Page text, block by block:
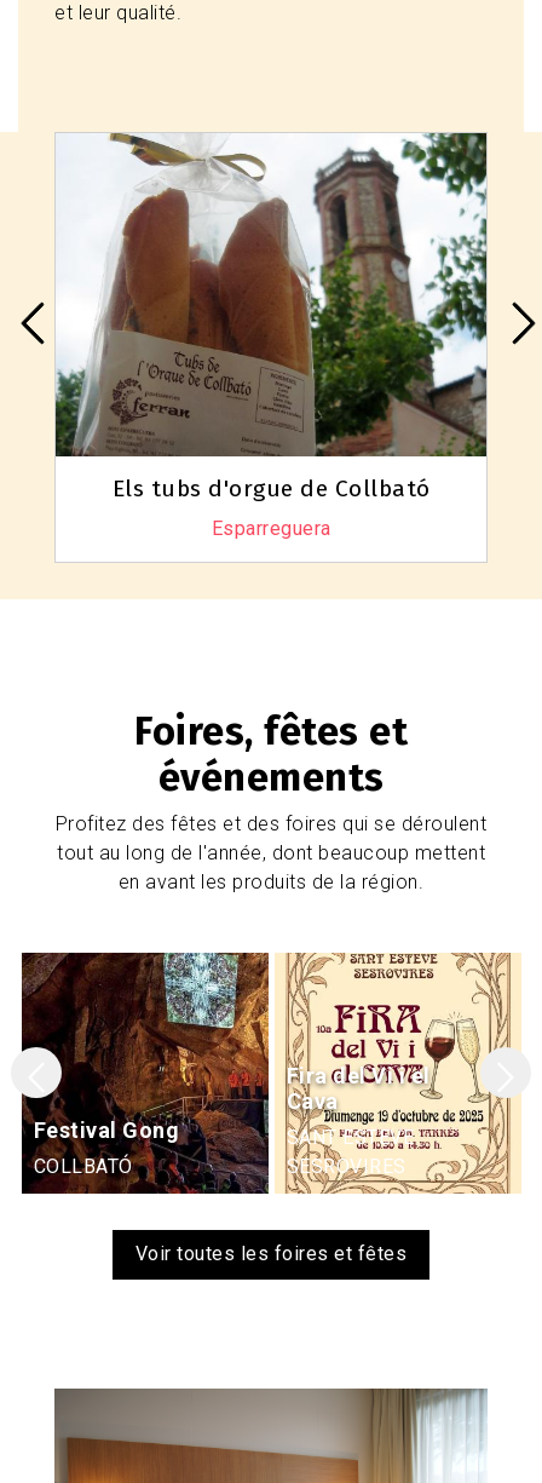
Pique-niques, barbacues et grills
et leur qualité.
Els tubs d'orgue de Collbató
Esparreguera
Foires, fêtes et
événements
Profitez des fêtes et des foires qui se déroulent
tout au long de l'année, dont beaucoup mettent
en avant les produits de la région.
Festival Gong
COLLBATÓ
Fira del Vi i el
Cava
SANT ESTEVE
SESROVIRES
Voir toutes les foires et fêtes